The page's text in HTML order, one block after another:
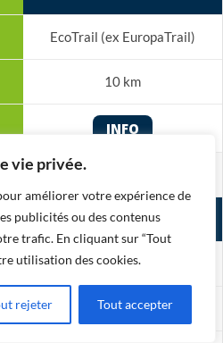
vie privée.
améliorer votre expérience de
publicités ou des contenus
trafic. En cliquant sur “Tout
utilisation des cookies.
rejeter Tout accepter
EcoTrail (ex EuropaTrail)
10 km
INFO
18/09
10,30km de Schaerbeek
10 km